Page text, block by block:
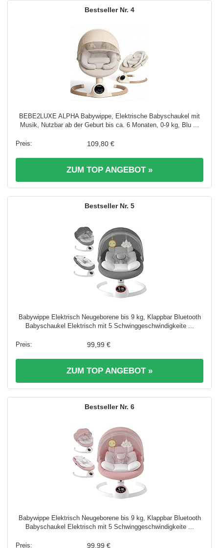
4
BEBE2LUXE ALPHA Babywippe, Elektrische Babyschaukel mit
Musik, Nutzbar ab der Geburt bis ca. 6 Monaten, 0-9 kg, Blu ...
109,80 €
ZUM TOP ANGEBOT »
5
Babywippe Elektrisch Neugeborene bis 9 kg, Klappbar Bluetooth
Babyschaukel Elektrisch mit 5 Schwinggeschwindigkeite ...
99,99 €
ZUM TOP ANGEBOT »
6
Babywippe Elektrisch Neugeborene bis 9 kg, Klappbar Bluetooth
Babyschaukel Elektrisch mit 5 Schwinggeschwindigkeite ...
99,99 €